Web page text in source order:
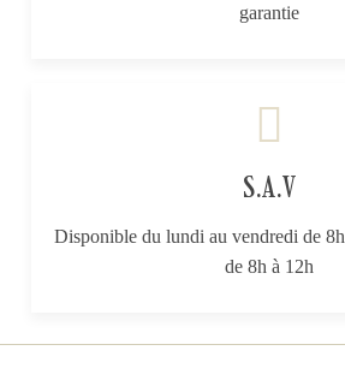
garantie
S.A.V
Disponible du lundi au vendredi de
de 8h à 12h